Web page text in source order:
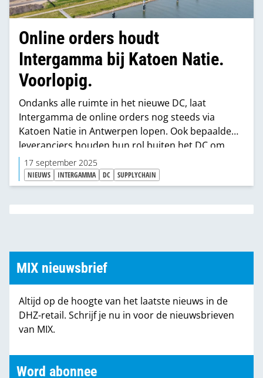
Online orders houdt
Intergamma bij Katoen Natie.
Voorlopig.
Ondanks alle ruimte in het nieuwe DC, laat
Intergamma de online orders nog steeds via
Katoen Natie in Antwerpen lopen. Ook bepaalde
leveranciers houden hun rol buiten het DC om.
17 september 2025
NIEUWS INTERGAMMA DC SUPPLYCHAIN
MIX nieuwsbrief
Altijd op de hoogte van het laatste nieuws in de
DHZ-retail. Schrijf je nu in voor de nieuwsbrieven
van MIX.
Word abonnee